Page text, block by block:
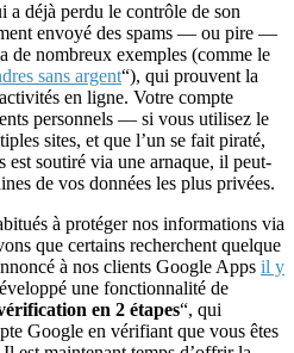
a déjà perdu le contrôle de son
envoyé des spams — ou pire —
de nombreux exemples (comme le
sans argent“), qui prouvent la
en ligne. Votre compte
personnels — si vous utilisez le
sites, et que l’un se fait piraté,
est soutiré via une arnaque, il peut-
de vos données les plus privées.
à protéger nos informations via
que certains recherchent quelque
à nos clients Google Apps il y
une fonctionnalité de
en 2 étapes“, qui
Google en vérifiant que vous êtes